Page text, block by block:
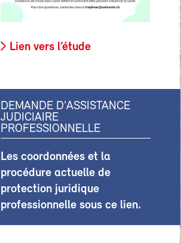
Lien vers l’étude
DEMANDE D'ASSISTANCE
JUDICIAIRE
PROFESSIONNELLE
Les coordonnées et la
procédure actuelle de
protection juridique
professionnelle sous ce lien.